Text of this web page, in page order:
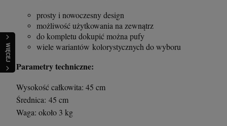
WIĘCEJ
prosty i nowoczesny design
możliwość użytkowania na zewnątrz
do kompletu dokupić można pufy
wiele wariantów kolorystycznych do wyboru
Parametry techniczne:
Wysokość całkowita: 45 cm
Średnica: 45 cm
Waga: około 3 kg